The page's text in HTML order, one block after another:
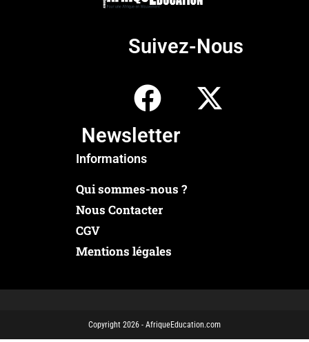
Suivez-Nous
Newsletter
Informations
Qui sommes-nous ?
Nous Contacter
CGV
Mentions légales
Copyright 2026 - AfriqueEducation.com